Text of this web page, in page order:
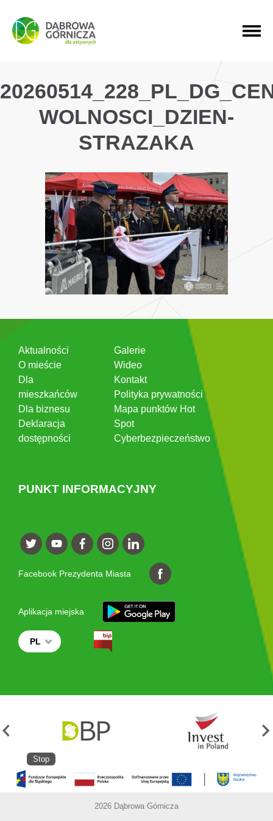
PRZEJDŹ DO MENU GŁÓWNEGO
PRZEJDŹ DO WYSZUKIWARKI
PRZEJDŹ DO TREŚCI
WOLNOSCI_DZIEN-
STRAZAKA
Aktualności
O mieście
Dla
mieszkańców
Dla biznesu
Deklaracja
dostępności
Galerie
Wideo
Kontakt
Polityka prywatności
Mapa punktów Hot
Spot
Cyberbezpieczeństwo
PUNKT INFORMACYJNY
Facebook Prezydenta Miasta
Aplikacja miejska
PL
Stop
2026 Dąbrowa Górnicza